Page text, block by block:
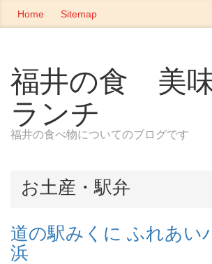
Home Sitemap
福井の食 美
ランチ
福井の食べ物についてのブログです
お土産・駅弁
道の駅みくに ふれあい
浜